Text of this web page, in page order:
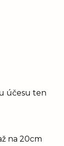
účesu ten
na 20cm